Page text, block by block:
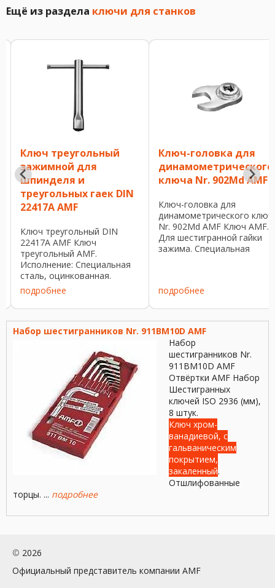
Ещё из раздела ключи для станков
Ключ треугольный
зажимной для
шпинделя и
треугольных гаек DIN
22417A AMF
Ключ треугольный DIN
22417A AMF Ключ
треугольный AMF.
Исполнение: Специальная
сталь, оцинкованная.
Номер заказа и размеры
ключа приведены ниже в
таблице. Применение:
Используется для зажима
шпинделя в станке, а также
подробнее
Ключ-головка для
динамометрического
ключа Nr. 902Md AMF
Ключ-головка для
динамометрического
Nr. 902Md AMF Ключ AMF.
Для шестигранной гайки
зажима. Специальная
насадке к основанию
повреждения шпинделя ...
подробнее
Набор шестигранников Nr. 911BM10D AMF
Набор
шестигранников Nr.
911BM10D AMF
Отвёртки AMF Набор
Шестигранных
ключей ISO 2936 (мм),
8 штук.
Ключ хром-
ванадиевой, с
гальваническим
покрытием,
закаленный.
Отшлифованные
торцы. ... подробнее
© 2026
Официальный представитель компании AMF